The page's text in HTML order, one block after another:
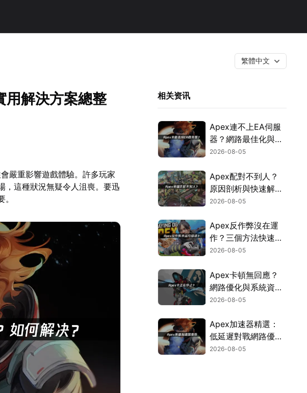
繁體中文
用解決方案總整
嚴重影響遊戲體驗。許多玩家
，這種狀況無疑令人沮喪。要迅
相关资讯
Apex連不上EA伺服
器？網路最佳化與疑
難排解全攻略！
2026-08-05
Apex配對不到人？
原因剖析與快速解決
方式！
2026-08-05
Apex反作弊沒在運
作？三個方法快速解
決！
2026-08-05
Apex卡頓無回應？
網路優化與系統資源
調校指南！
2026-08-05
Apex加速器精選：
低延遲對戰網路優化
攻略！
2026-08-05